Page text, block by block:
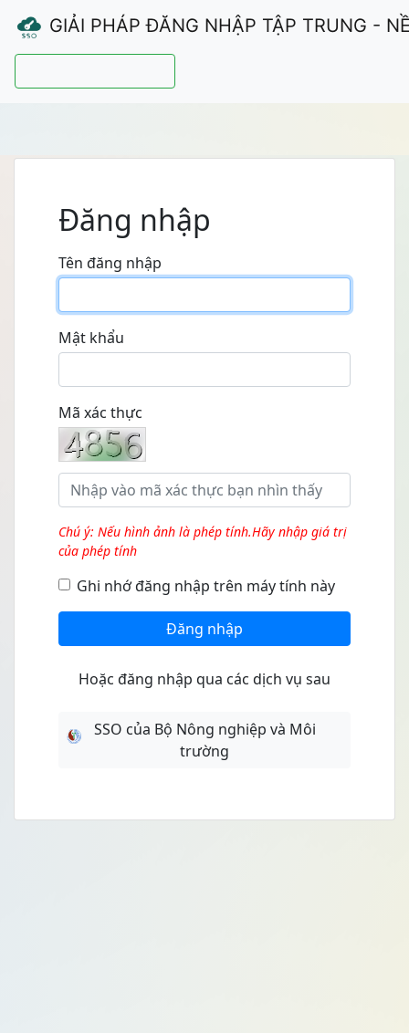
GIẢI PHÁP ĐĂNG NHẬP TẬP TRUNG -
Đăng nhập
Tên đăng nhập
Mật khẩu
Mã xác thực
Chú ý: Nếu hình ảnh là phép tính.Hãy nhập giá trị
của phép tính
Ghi nhớ đăng nhập trên máy tính này
Đăng nhập
Hoặc đăng nhập qua các dịch vụ sau
SSO của Bộ Nông nghiệp và Môi
trường